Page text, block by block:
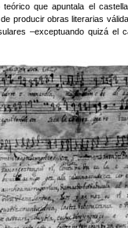
que apuntala el
producir obras literarias
–exceptuando quizá el